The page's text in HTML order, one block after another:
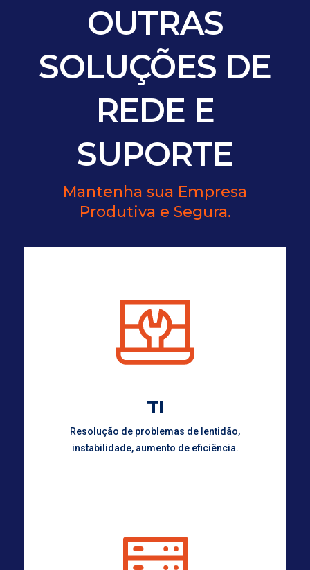
OUTRAS
SOLUÇÕES DE
REDE E
SUPORTE
Mantenha sua Empresa
Produtiva e Segura.
TI
Resolução de problemas de lentidão,
instabilidade, aumento de eficiência.